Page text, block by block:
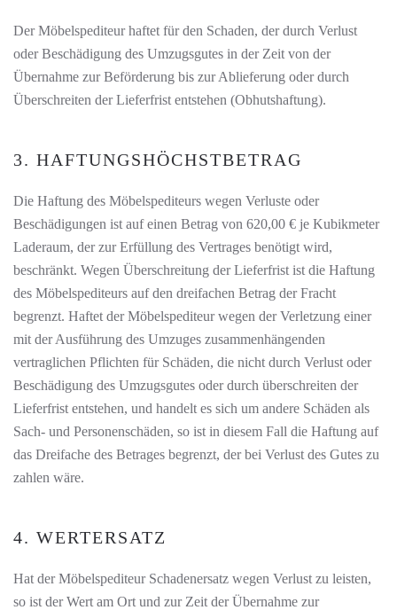
Der Möbelspediteur haftet für den Schaden, der durch Verlust
oder Beschädigung des Umzugsgutes in der Zeit von der
Übernahme zur Beförderung bis zur Ablieferung oder durch
Überschreiten der Lieferfrist entstehen (Obhutshaftung).
3. HAFTUNGSHÖCHSTBETRAG
Die Haftung des Möbelspediteurs wegen Verluste oder
Beschädigungen ist auf einen Betrag von 620,00 € je Kubikmeter
Laderaum, der zur Erfüllung des Vertrages benötigt wird,
beschränkt. Wegen Überschreitung der Lieferfrist ist die Haftung
des Möbelspediteurs auf den dreifachen Betrag der Fracht
begrenzt. Haftet der Möbelspediteur wegen der Verletzung einer
mit der Ausführung des Umzuges zusammenhängenden
vertraglichen Pflichten für Schäden, die nicht durch Verlust oder
Beschädigung des Umzugsgutes oder durch überschreiten der
Lieferfrist entstehen, und handelt es sich um andere Schäden als
Sach- und Personenschäden, so ist in diesem Fall die Haftung auf
das Dreifache des Betrages begrenzt, der bei Verlust des Gutes zu
zahlen wäre.
4. WERTERSATZ
Hat der Möbelspediteur Schadenersatz wegen Verlust zu leisten,
so ist der Wert am Ort und zur Zeit der Übernahme zur